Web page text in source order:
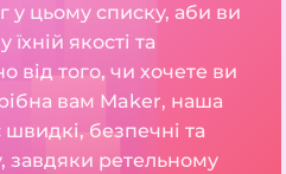
у цьому списку, аби ви
якості та
від того, чи хочете ви
вам Maker, наша
безпечні та
завдяки ретельному